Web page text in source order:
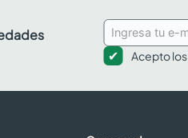
Acepto los